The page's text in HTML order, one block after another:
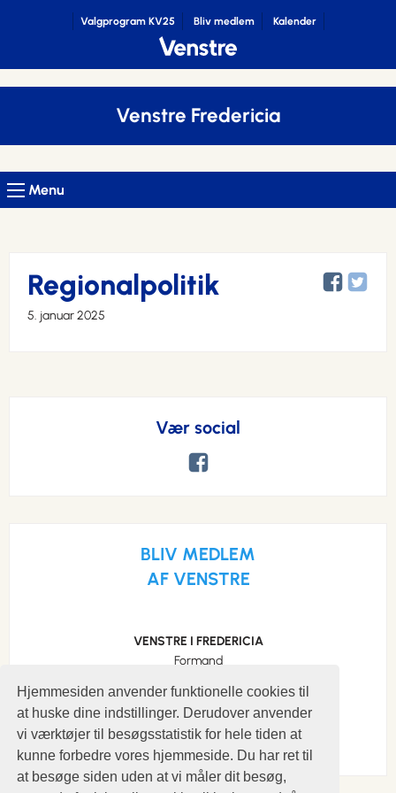
Hjemmesiden anvender funktionelle cookies til
at huske dine indstillinger. Derudover anvender
vi værktøjer til besøgsstatistik for hele tiden at
kunne forbedre vores hjemmeside. Du har ret til
at besøge siden uden at vi måler dit besøg,
Valgprogram KV25 Bliv medlem Kalender
Venstre Fredericia
Menu
Regionalpolitik
5. januar 2025
Vær social
BLIV MEDLEM
AF VENSTRE
VENSTRE I FREDERICIA
Formand
Mobil: 29293889
s.schou@profibermail.dk